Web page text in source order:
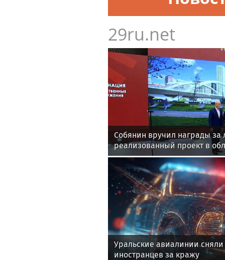
29ru.net
Собянин вручил награды за
реализованный проект в
строительства
Уральские авиалинии сняли
иностранцев за кражу